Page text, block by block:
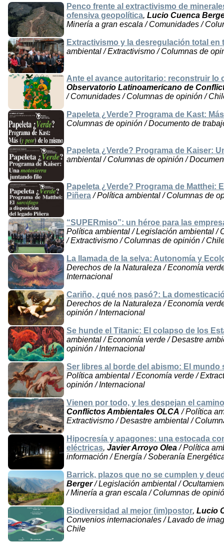
Penco frente al extractivismo de
ofensiva geopolítica, Lucio Cuenca
Minería a gran escala / Comunidades /
Extractivismo y la desregulación total en
ambiental / Extractivismo / Columnas de
Ante el avance autoritario: reconstruir lo
Observatorio Latinoamericano de
/ Comunidades / Columnas de opinión /
Papeleta ¿Verde? Programa de Kast:
Columnas de opinión / Documento de
Papeleta ¿Verde? Programa de Kaiser:
ambiental / Columnas de opinión /
Papeleta ¿Verde? Programa de Matthei:
Piñera/ Política ambiental / Columnas de
“SUPERmiso”: un héroe para las
Política ambiental / Legislación ambiental /
/ Extractivismo / Columnas de opinión /
La llamada de la selva: Autonomía y
Derechos de la Naturaleza / Economía
Internacional
Cariño, ¿qué nos pasó?: La
Derechos de la Naturaleza / Economía
opinión / Internacional
Se hunde el Titanic: El colapso de los
ambiental / Economía verde / Desastre
opinión / Internacional
Ser libres al borde del abismo: El
Política ambiental / Economía verde /
opinión / Internacional
Vienen por todo, y les despejan el camino
Conflictos Ambientales OLCA / Política
Extractivismo / Desastre ambiental /
Hipocresía y apagones: una estocada
eléctricas, Javier Arroyo Olea/ Política
información / Energía / Soberanía
Barrick, plazos que no se cumplen y
Berger/ Legislación ambiental /
/ Minería a gran escala / Columnas de
Biodiversidad al mejor (im)postor, Lucio
Convenios internacionales / Lavado de
Chile